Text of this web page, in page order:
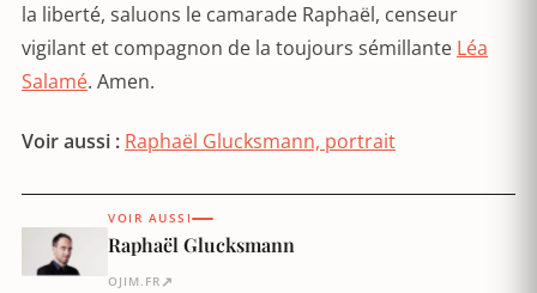
la liberté, saluons le camarade Raphaël, censeur
vigilant et compagnon de la toujours sémillante Léa
Salamé. Amen.
Voir aussi : Raphaël Glucksmann, portrait
VOIR AUSSI
Raphaël Glucksmann
OJIM.FR ↗